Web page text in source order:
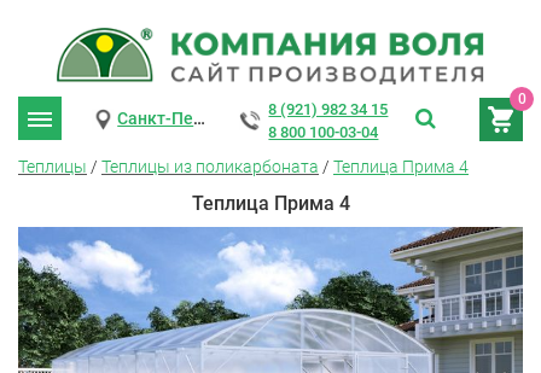
0
Санкт-Петербург
8 (921) 982 34 15
8 800 100-03-04
Теплицы / Теплицы из поликарбоната / Теплица Прима 4
Теплица Прима 4